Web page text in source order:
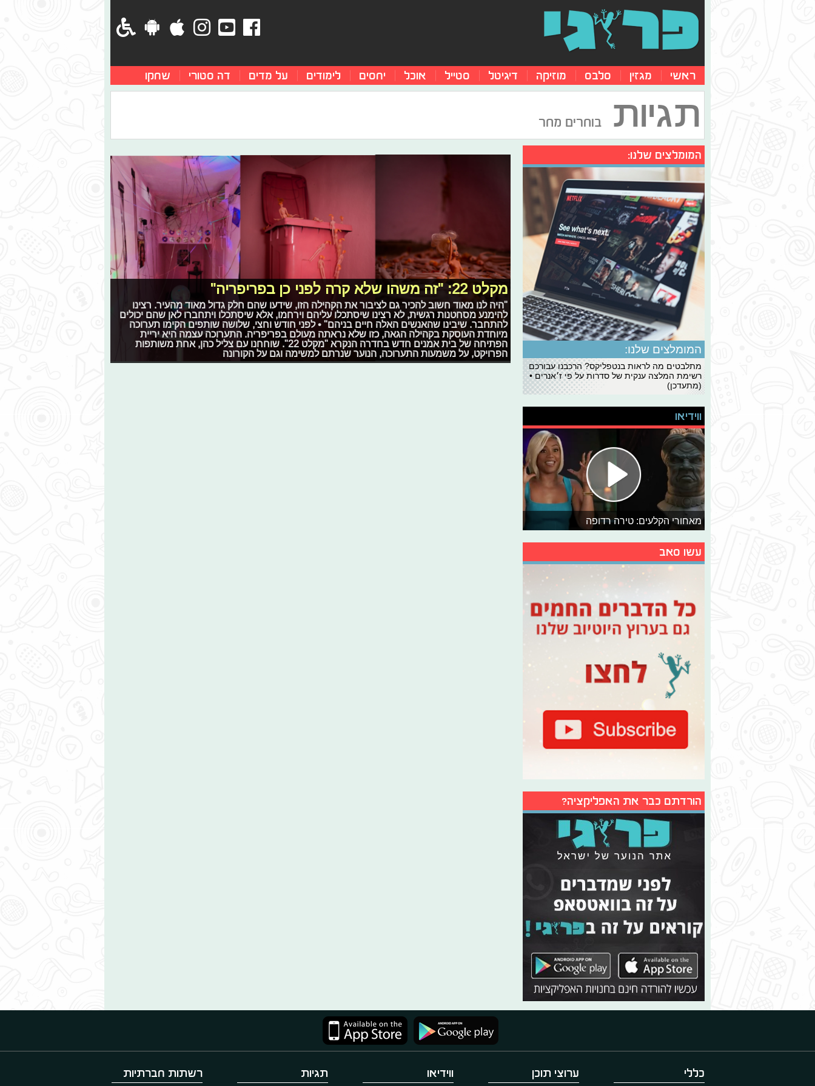
ראשי מגזין סלבס מוזיקה דיגיטל סטייל אוכל יחסים לימודים על מדים דה סטורי שחקו
תגיות בוחרים מחר
מקלט 22: "זה משהו שלא קרה לפני כן בפריפריה"
"היה לנו מאוד חשוב להכיר גם לציבור את הקהילה הזו, שידעו שהם חלק גדול מאוד מהעיר. רצינו
להימנע מסחטנות רגשית, לא רצינו שיסתכלו עליהם וירחמו, אלא שיסתכלו ויתחברו לאן שהם יכולים
להתחבר. שיבינו שהאנשים האלה חיים בניהם" • לפני חודש וחצי, שלושה שותפים הקימו תערוכה
מיוחדת העוסקת בקהילה הגאה, כזו שלא נראתה מעולם בפריפריה. התערוכה עצמה היא יריית
הפתיחה של בית אמנים חדש בחדרה הנקרא "מקלט 22". שוחחנו עם צליל כהן, אחת משותפות
הפרויקט, על משמעות התערוכה, הנוער שנרתם למשימה וגם על הקורונה
המומלצים שלנו:
המומלצים שלנו:
מתלבטים מה לראות בנטפליקס? הרכבנו עבורכם
רשימת המלצה ענקית של סדרות על פי ז׳אנרים •
(מתעדכן)
ווידיאו
מאחורי הקלעים: טירה רדופה
עשו סאב
הורדתם כבר את האפליקציה?
כללי ערוצי תוכן ווידיאו תגיות רשתות חברתיות